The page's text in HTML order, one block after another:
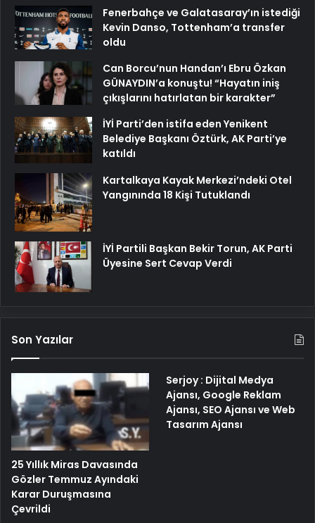
Fenerbahçe ve Galatasaray’ın istediği
Kevin Danso, Tottenham’a transfer
oldu
Can Borcu’nun Handan’ı Ebru Özkan
GÜNAYDIN’a konuştu! “Hayatın iniş
çıkışlarını hatırlatan bir karakter”
İYİ Parti’den istifa eden Yenikent
Belediye Başkanı Öztürk, AK Parti’ye
katıldı
Kartalkaya Kayak Merkezi’ndeki Otel
Yangınında 18 Kişi Tutuklandı
İYİ Partili Başkan Bekir Torun, AK Parti
Üyesine Sert Cevap Verdi
Son Yazılar
25 Yıllık Miras Davasında
Gözler Temmuz Ayındaki
Karar Duruşmasına
Çevrildi
Serjoy : Dijital Medya
Ajansı, Google Reklam
Ajansı, SEO Ajansı ve Web
Tasarım Ajansı